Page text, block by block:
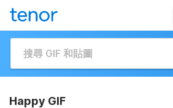
Happy GIF